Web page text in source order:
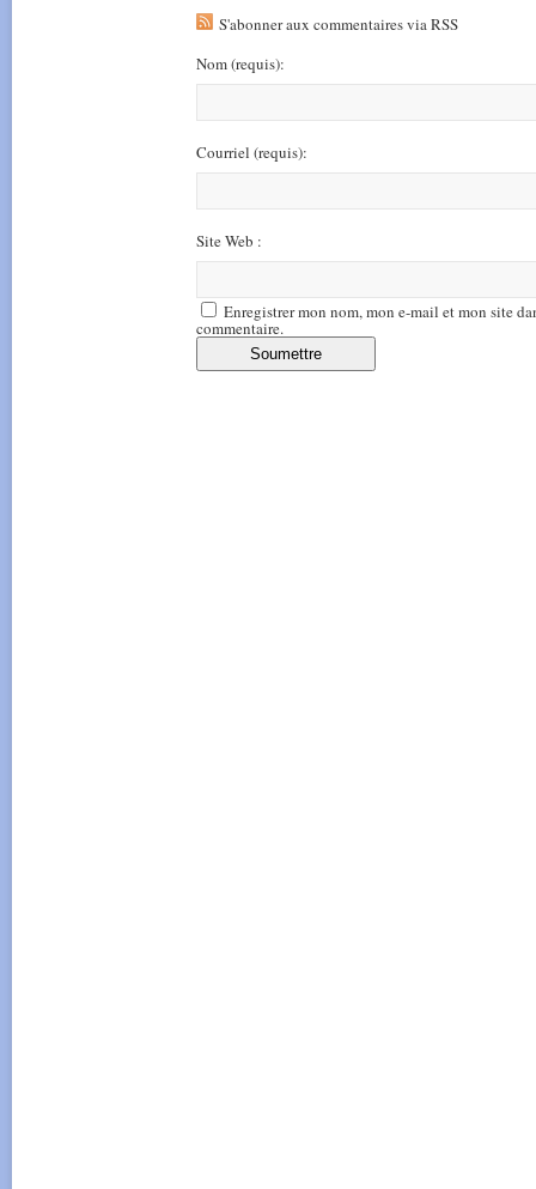
S'abonner aux commentaires via RSS
Nom(requis):
Courriel (requis):
Site Web :
Enregistrer mon nom, mon e-mail et mon site
commentaire.